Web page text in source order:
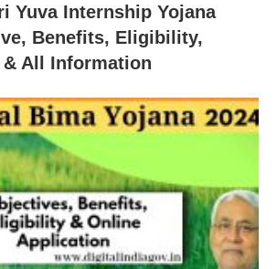
Yuva Internship Yojana
Benefits, Eligibility,
All Information